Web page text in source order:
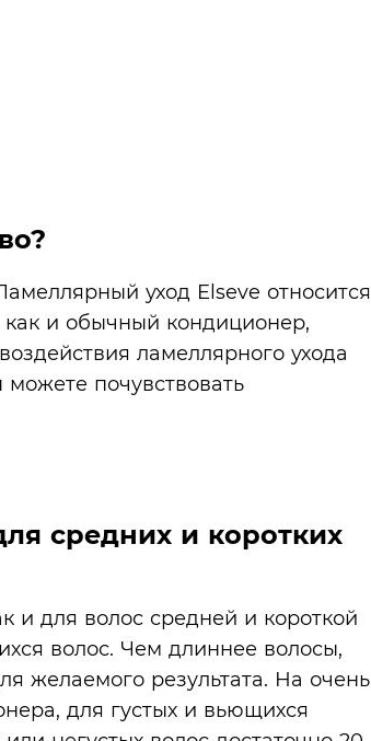
уход Elseve относится
и обычный кондиционер,
ламеллярного ухода
почувствовать
средних и коротких
и для волос средней и короткой
волос. Чем длиннее волосы,
желаемого результата. На очень
для густых и вьющихся